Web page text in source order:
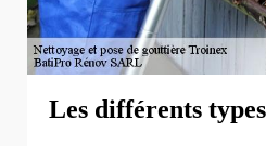
Les différents